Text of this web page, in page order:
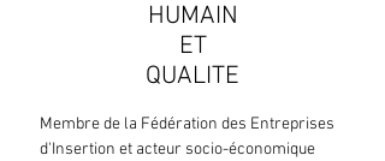
HUMAIN
ET
QUALITE
Membre de la Fédération des Entreprises
d'Insertion et acteur socio-économique